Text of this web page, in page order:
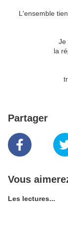
L'ensemble
Je
la
Partager
Vous
Les lectures...